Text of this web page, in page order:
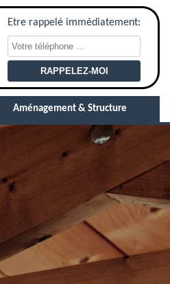
Etre rappelé immédiatement:
Aménagement & Structure